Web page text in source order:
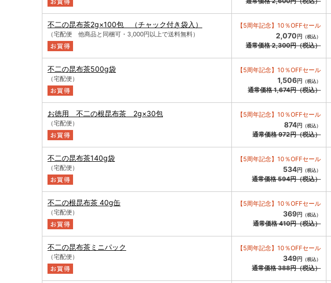
不二の昆布茶2g×100包 （チャック付き袋入）
（宅配便 他商品と同梱可・3,000円以上で送料無料）
【5周年記念】10％OFFセール
2,070 円 （税込）
通常価格2,300円（税込）
不二の昆布茶500g袋
（宅配便）
【5周年記念】10％OFFセール
1,506円 （税込）
通常価格1,674円（税込）
お徳用 不二の根昆布茶 2g×30包
（宅配便）
【5周年記念】10％OFFセール
874円 （税込）
通常価格972円（税込）
不二の昆布茶140g袋
（宅配便）
【5周年記念】10％OFFセール
534円 （税込）
通常価格594円（税込）
不二の根昆布茶 40g缶
（宅配便）
【5周年記念】10％OFFセール
369円 （税込）
通常価格410円（税込）
不二の昆布茶ミニパック
（宅配便）
【5周年記念】10％OFFセール
349円 （税込）
通常価格388円（税込）